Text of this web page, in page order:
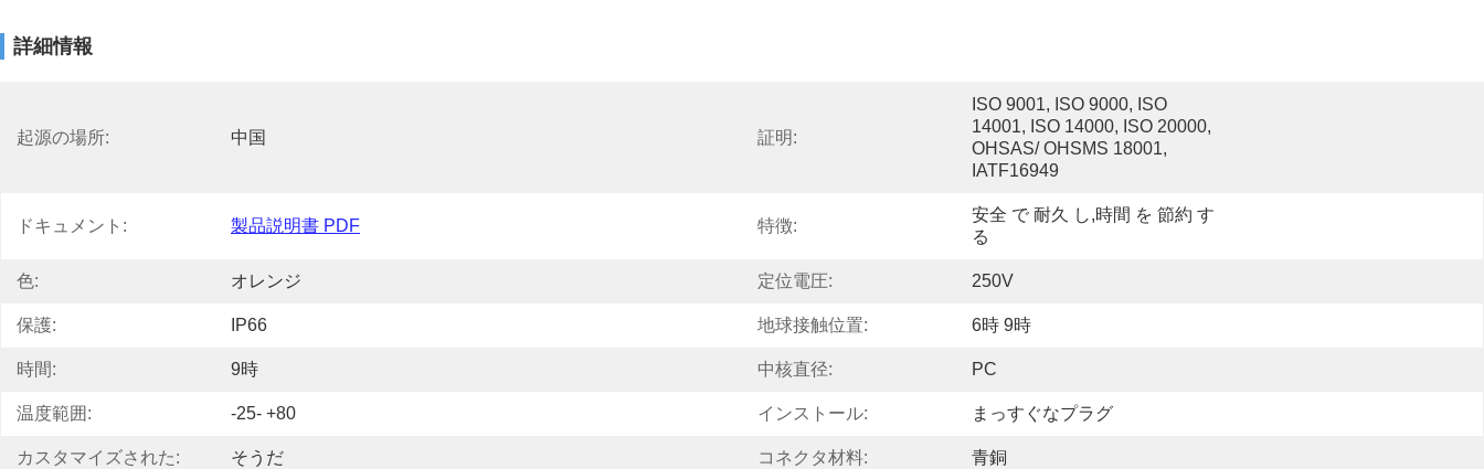
詳細情報
起源の場所: 中国 証明:
ISO 9001, ISO 9000, ISO
14001, ISO 14000, ISO 20000,
OHSAS/ OHSMS 18001,
IATF16949
ドキュメント: 製品説明書 PDF 特徴:
安全 で 耐久 し,時間 を 節約 す
る
色: オレンジ 定位電圧: 250V
保護: IP66 地球接触位置: 6時 9時
時間: 9時 中核直径: PC
温度範囲: -25- +80 インストール: まっすぐなプラグ
カスタマイズされた: そうだ コネクタ材料: 青銅